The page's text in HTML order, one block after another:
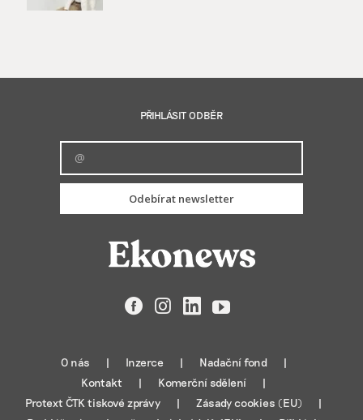
PŘIHLÁSIT ODBĚR
Odebírat newsletter
FacebookInstagramLinkedIn
YouTube
O nás Inzerce
Nadační fond
Kontakt
Komerční sdělení
Protext ČTK tiskové zprávy
Zásady cookies (EU)